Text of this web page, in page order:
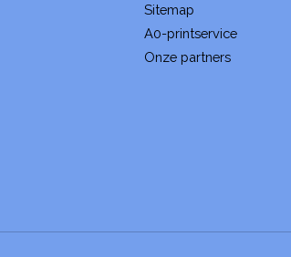
Sitemap
A0-printservice
Onze partners